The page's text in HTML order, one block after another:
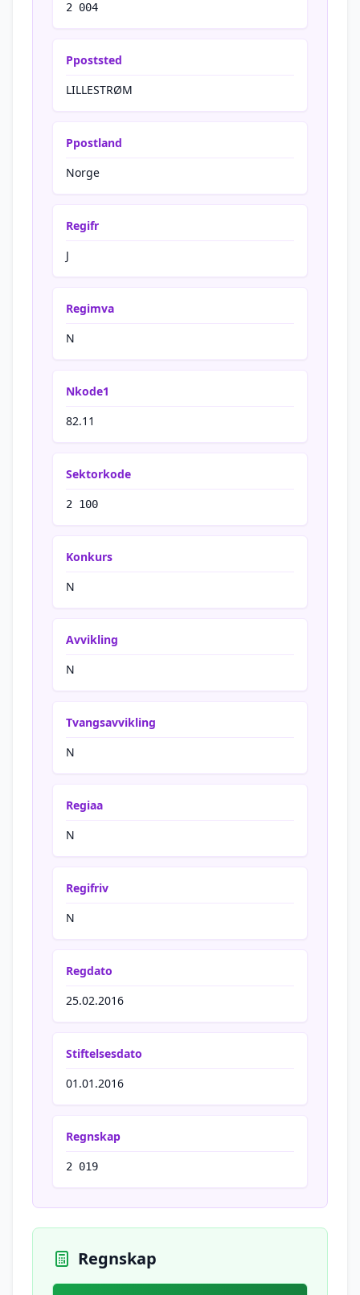
2 004
Ppoststed
LILLESTRØM
Ppostland
Norge
Regifr
J
Regimva
N
Nkode1
82.11
Sektorkode
2 100
Konkurs
N
Avvikling
N
Tvangsavvikling
N
Regiaa
N
Regifriv
N
Regdato
25.02.2016
Stiftelsesdato
01.01.2016
Regnskap
2 019
Regnskap